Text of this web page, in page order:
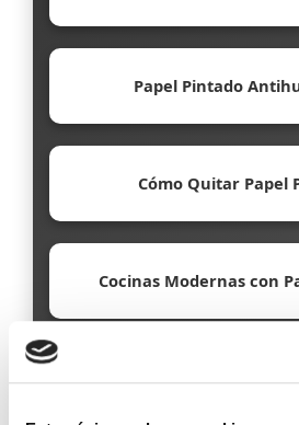
Papel Pintado
Cómo Quitar Papel
Cocinas Modernas con
Papel Pintado